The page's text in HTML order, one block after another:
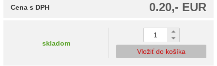
0.20,- EUR
Cena s DPH
skladom
Vložiť do košíka